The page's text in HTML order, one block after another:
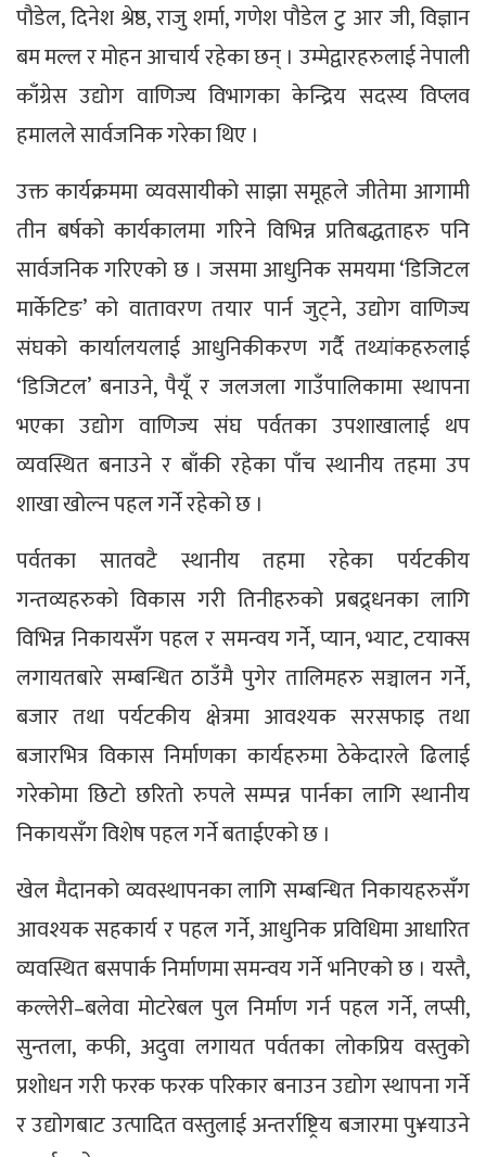
पौडेल, दिनेश श्रेष्ठ, राजु शर्मा, गणेश पौडेल टु आर जी, विज्ञान
बम मल्ल र मोहन आचार्य रहेका छन् । उम्मेद्वारहरुलाई नेपाली
काँग्रेस उद्योग वाणिज्य विभागका केन्द्रिय सदस्य विप्लव
हमालले सार्वजनिक गरेका थिए ।
उक्त कार्यक्रममा व्यवसायीको साझा समूहले जीतेमा आगामी
तीन बर्षको कार्यकालमा गरिने विभिन्न प्रतिबद्धताहरु पनि
सार्वजनिक गरिएको छ । जसमा आधुनिक समयमा ‘डिजिटल
मार्केटिङ’ को वातावरण तयार पार्न जुट्ने, उद्योग वाणिज्य
संघको कार्यालयलाई आधुनिकीकरण गर्दै तथ्यांकहरुलाई
‘डिजिटल’ बनाउने, पैयूँ र जलजला गाउँपालिकामा स्थापना
भएका उद्योग वाणिज्य संघ पर्वतका उपशाखालाई थप
व्यवस्थित बनाउने र बाँकी रहेका पाँच स्थानीय तहमा उप
शाखा खोल्न पहल गर्ने रहेको छ ।
पर्वतका सातवटै स्थानीय तहमा रहेका पर्यटकीय
गन्तव्यहरुको विकास गरी तिनीहरुको प्रबद्र्धनका लागि
विभिन्न निकायसँग पहल र समन्वय गर्ने, प्यान, भ्याट, टयाक्स
लगायतबारे सम्बन्धित ठाउँमै पुगेर तालिमहरु सञ्चालन गर्ने,
बजार तथा पर्यटकीय क्षेत्रमा आवश्यक सरसफाइ तथा
बजारभित्र विकास निर्माणका कार्यहरुमा ठेकेदारले ढिलाई
गरेकोमा छिटो छरितो रुपले सम्पन्न पार्नका लागि स्थानीय
निकायसँग विशेष पहल गर्ने बताईएको छ ।
खेल मैदानको व्यवस्थापनका लागि सम्बन्धित निकायहरुसँग
आवश्यक सहकार्य र पहल गर्ने, आधुनिक प्रविधिमा आधारित
व्यवस्थित बसपार्क निर्माणमा समन्वय गर्ने भनिएको छ । यस्तै,
कल्लेरी–बलेवा मोटरेबल पुल निर्माण गर्न पहल गर्ने, लप्सी,
सुन्तला, कफी, अदुवा लगायत पर्वतका लोकप्रिय वस्तुको
प्रशोधन गरी फरक फरक परिकार बनाउन उद्योग स्थापना गर्ने
र उद्योगबाट उत्पादित वस्तुलाई अन्तर्राष्ट्रिय बजारमा पु¥याउने